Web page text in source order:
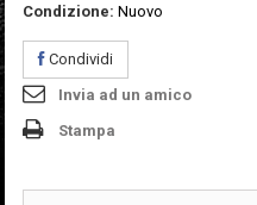
Condizione: Nuovo
Condividi
Invia ad un amico
Stampa